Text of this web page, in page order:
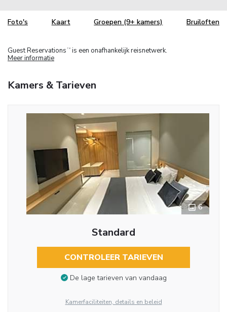
Foto's Kaart Groepen (9+ kamers) Bruiloften
Guest Reservations TM is een onafhankelijk reisnetwerk.
Meer informatie
Kamers & Tarieven
6
Standard
CONTROLEER TARIEVEN
De lage tarieven van vandaag
Kamerfaciliteiten, details en beleid